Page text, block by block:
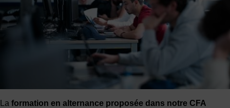
La formation en alternance proposée dans notre CFA